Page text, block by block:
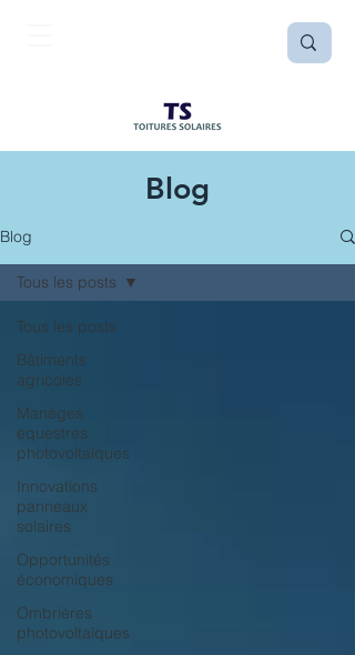
Blog
Blog
Tous les posts
Bâtiments
agricoles
Manèges
équestres
photovoltaïques
Innovations
panneaux
solaires
Opportunités
économiques
Ombrières
photovoltaïques
Tous les posts